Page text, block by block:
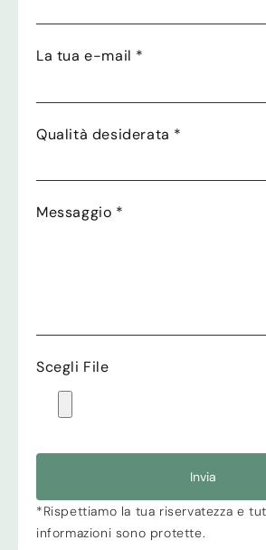
La tua e-mail *
Qualità desiderata *
Messaggio *
Scegli File
Invia
*Rispettiamo la tua riservatezza e
informazioni sono protette.